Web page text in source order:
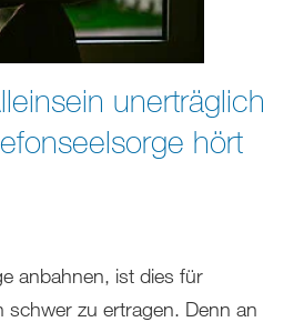
unerträglich
hört
anbahnen, ist dies für
schwer zu ertragen. Denn an